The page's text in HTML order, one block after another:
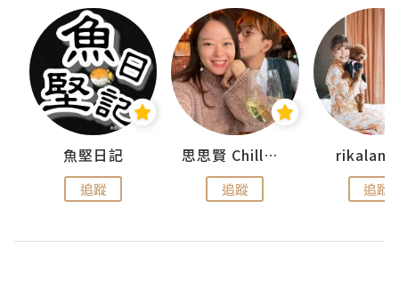
魚堅日記
追蹤
思思賢 ChillMyBabe
追蹤 追蹤